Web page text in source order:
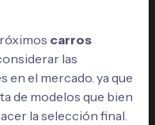
carros
las
el mercado. ya que
de modelos que bien
la selección final.